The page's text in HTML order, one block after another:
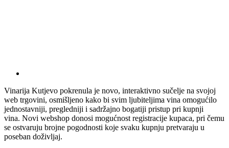
Vinarija Kutjevo pokrenula je novo, interaktivno sučelje na svojoj
web trgovini, osmišljeno kako bi svim ljubiteljima vina omogućilo
jednostavniji, pregledniji i sadržajno bogatiji pristup pri kupnji
vina. Novi webshop donosi mogućnost registracije kupaca, pri čemu
se ostvaruju brojne pogodnosti koje svaku kupnju pretvaraju u
poseban doživljaj.